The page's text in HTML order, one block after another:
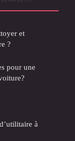
et
?
pour une
à